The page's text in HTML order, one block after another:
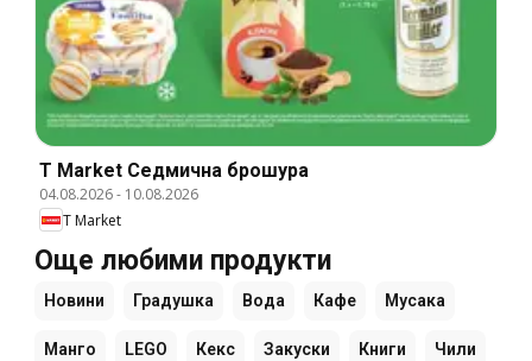
T Market Cедмична брошура
04.08.2026- 10.08.2026
T Market
Още любими продукти
Новини Градушка Вода Кафе Мусака
Манго LEGO Кекс Закуски Книги Чили